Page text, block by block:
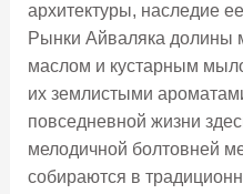
архитектуры, наследие
Рынки Айваляка долины
маслом и кустарным
их землистыми
повседневной жизни
мелодичной болтовней
собираются в